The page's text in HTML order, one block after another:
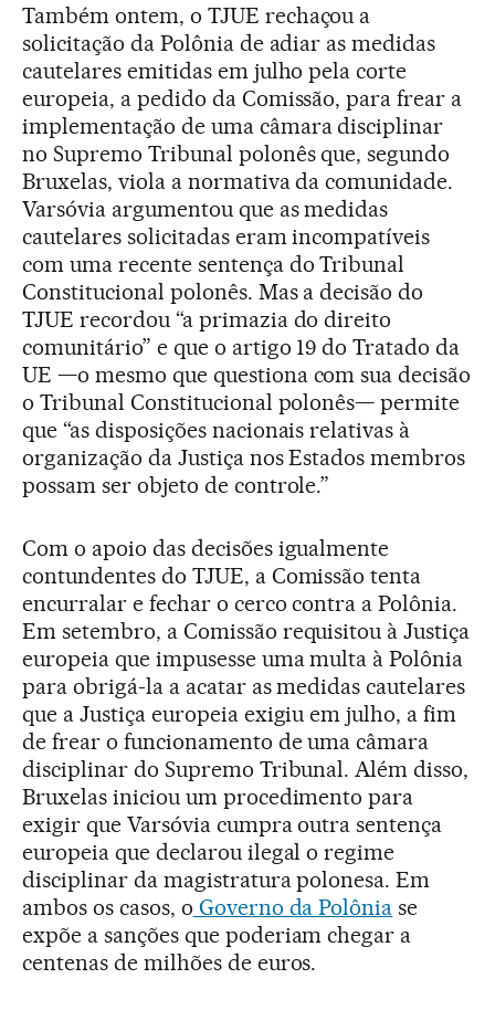
Também ontem, o TJUE rechaçou a
solicitação da Polônia de adiar as medidas
cautelares emitidas em julho pela corte
europeia, a pedido da Comissão, para frear a
implementação de uma câmara disciplinar
no Supremo Tribunal polonês que, segundo
Bruxelas, viola a normativa da comunidade.
Varsóvia argumentou que as medidas
cautelares solicitadas eram incompatíveis
com uma recente sentença do Tribunal
Constitucional polonês. Mas a decisão do
TJUE recordou “a primazia do direito
comunitário” e que o artigo 19 do Tratado da
UE —o mesmo que questiona com sua decisão
o Tribunal Constitucional polonês— permite
que “as disposições nacionais relativas à
organização da Justiça nos Estados membros
possam ser objeto de controle.”
Com o apoio das decisões igualmente
contundentes do TJUE, a Comissão tenta
encurralar e fechar o cerco contra a Polônia.
Em setembro, a Comissão requisitou à Justiça
europeia que impusesse uma multa à Polônia
para obrigá-la a acatar as medidas cautelares
que a Justiça europeia exigiu em julho, a fim
de frear o funcionamento de uma câmara
disciplinar do Supremo Tribunal. Além disso,
Bruxelas iniciou um procedimento para
exigir que Varsóvia cumpra outra sentença
europeia que declarou ilegal o regime
disciplinar da magistratura polonesa. Em
ambos os casos, o Governo da Polônia se
expõe a sanções que poderiam chegar a
centenas de milhões de euros.